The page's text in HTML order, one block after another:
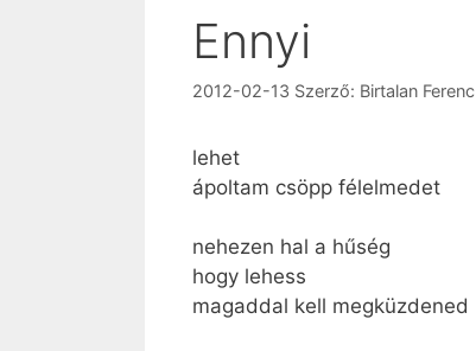
Ennyi
2012-02-13 Szerző: Birtalan Ferenc
lehet
ápoltam csöpp félelmedet
nehezen hal a hűség
hogy lehess
magaddal kell megküzdened